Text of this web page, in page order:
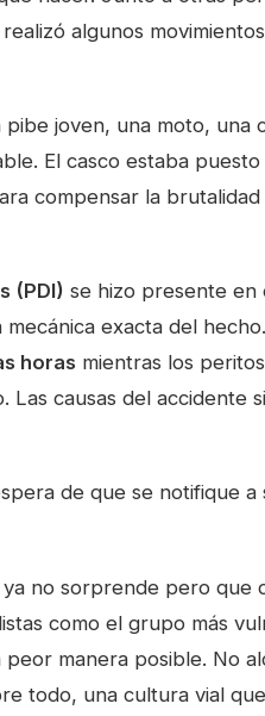
algunos
pibe joven, una moto, una
El casco estaba
compensar la brutalidad
(PDI) se hizo presente en
exacta del
horas mientras los peritos
causas del accidente
de que se notifique a
ya no sorprende pero que
como el grupo más
manera posible. No
todo, una cultura vial